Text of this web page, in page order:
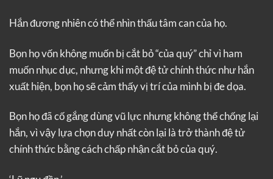
Hắn đương nhiên có thể nhìn thấu tâm can của họ.
Bọn họ vốn không muốn bị cắt bỏ “của quý” chỉ vì ham
muốn nhục dục, nhưng khi một đệ tử chính thức như hắn
xuất hiện, bọn họ sẽ cảm thấy vị trí của mình bị đe dọa.
Bọn họ đã cố gắng dùng vũ lực nhưng không thể chống lại
hắn, vì vậy lựa chọn duy nhất còn lại là trở thành đệ tử
chính thức bằng cách chấp nhận cắt bỏ của quý.